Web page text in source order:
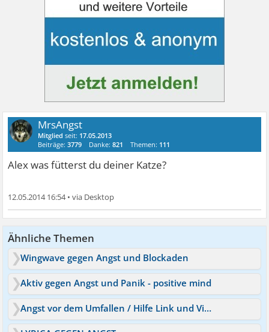
MrsAngst
Mitglied seit: 17.05.2013
Beiträge:3779 Danke:821 Themen: 111
Alex was fütterst du deiner Katze?
12.05.2014 16:54•
Ähnliche Themen
Wingwave gegen Angst und Blockaden
Aktiv gegen Angst und Panik - positive mind
Angst vor dem Umfallen / Hilfe Link und Video